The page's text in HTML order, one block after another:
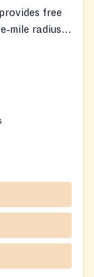
free
radius